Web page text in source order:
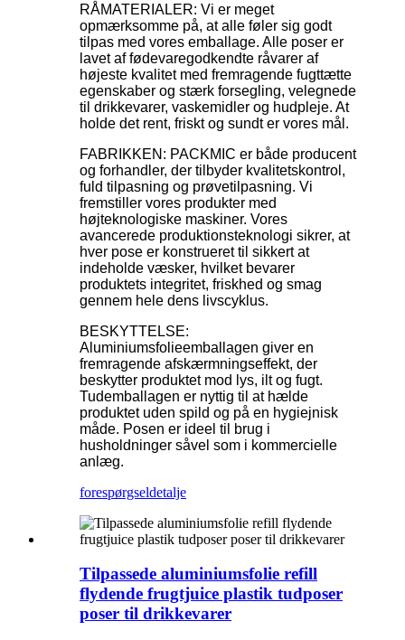
RÅMATERIALER: Vi er meget
opmærksomme på, at alle føler sig godt
tilpas med vores emballage. Alle poser er
lavet af fødevaregodkendte råvarer af
højeste kvalitet med fremragende fugttætte
egenskaber og stærk forsegling, velegnede
til drikkevarer, vaskemidler og hudpleje. At
holde det rent, friskt og sundt er vores mål.
FABRIKKEN: PACKMIC er både producent
og forhandler, der tilbyder kvalitetskontrol,
fuld tilpasning og prøvetilpasning. Vi
fremstiller vores produkter med
højteknologiske maskiner. Vores
avancerede produktionsteknologi sikrer, at
hver pose er konstrueret til sikkert at
indeholde væsker, hvilket bevarer
produktets integritet, friskhed og smag
gennem hele dens livscyklus.
BESKYTTELSE:
Aluminiumsfolieemballagen giver en
fremragende afskærmningseffekt, der
beskytter produktet mod lys, ilt og fugt.
Tudemballagen er nyttig til at hælde
produktet uden spild og på en hygiejnisk
måde. Posen er ideel til brug i
husholdninger såvel som i kommercielle
anlæg.
forespørgseldetalje
Tilpassede aluminiumsfolie refill
flydende frugtjuice plastik tudposer
poser til drikkevarer